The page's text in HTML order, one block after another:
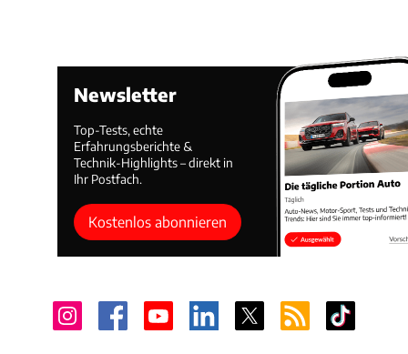
Newsletter
Top-Tests, echte
Erfahrungsberichte &
Technik-Highlights – direkt in
Ihr Postfach.
Kostenlos abonnieren